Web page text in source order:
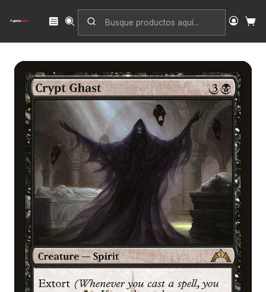
Singles Magic: The Gathering
Gatecrash
Crypt Ghast | Inglés | NM | GTC